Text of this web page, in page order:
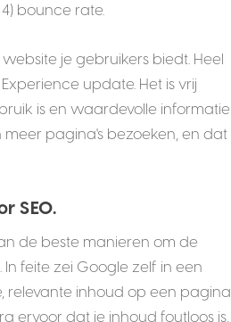
bounce rate.
je gebruikers biedt. Heel
update. Het is vrij
is en waardevolle informatie
meer pagina's bezoeken, en dat
SEO.
de beste manieren om de
feite zei Google zelf in een
inhoud op een pagina
ervoor dat je inhoud foutloos is,